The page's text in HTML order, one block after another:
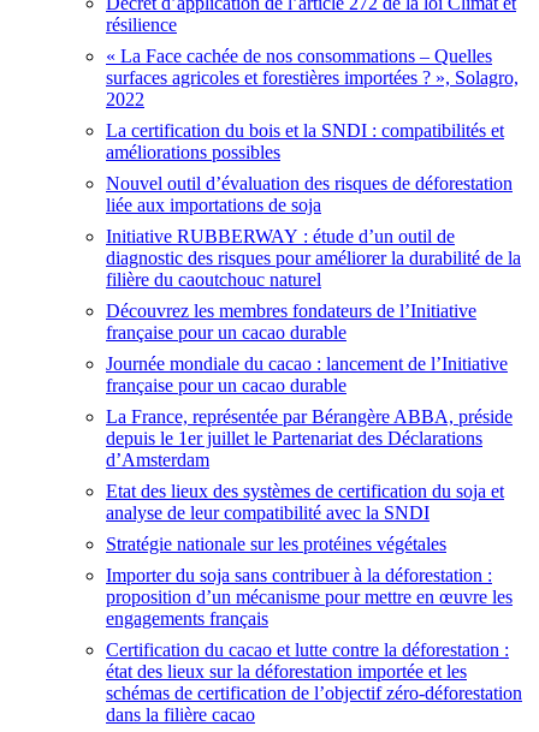
résilience
« La Face cachée de nos consommations – Quelles
surfaces agricoles et forestières importées ? », Solagro,
2022
La certification du bois et la SNDI : compatibilités et
améliorations possibles
Nouvel outil d’évaluation des risques de déforestation
liée aux importations de soja
Initiative RUBBERWAY : étude d’un outil de
diagnostic des risques pour améliorer la durabilité de la
filière du caoutchouc naturel
Découvrez les membres fondateurs de l’Initiative
française pour un cacao durable
Journée mondiale du cacao : lancement de l’Initiative
française pour un cacao durable
La France, représentée par Bérangère ABBA, préside
depuis le 1er juillet le Partenariat des Déclarations
d’Amsterdam
Etat des lieux des systèmes de certification du soja et
analyse de leur compatibilité avec la SNDI
Stratégie nationale sur les protéines végétales
Importer du soja sans contribuer à la déforestation :
proposition d’un mécanisme pour mettre en œuvre les
engagements français
Certification du cacao et lutte contre la déforestation :
état des lieux sur la déforestation importée et les
schémas de certification de l’objectif zéro-déforestation
dans la filière cacao